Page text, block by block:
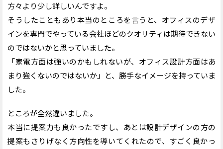
方々より少し詳しいんですよ。
そうしたこともあり本当のところを言うと、オフィスのデザ
インを専門でやっている会社ほどのクオリティは期待できない
のではないかと思っていました。
「家電方面は強いのかもしれないが、オフィス設計方面はあ
まり強くないのではないか」と、勝手なイメージを持っていま
した。
ところが全然違いました。
本当に提案力も良かったですし、あとは設計デザインの方の
提案もさりげなく方向性を導いてくれたので、すごく良かっ